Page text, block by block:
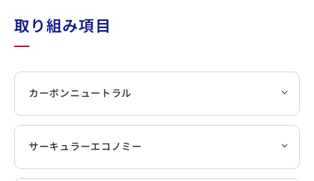
取り組み項目
カーボンニュートラル
サーキュラーエコノミー